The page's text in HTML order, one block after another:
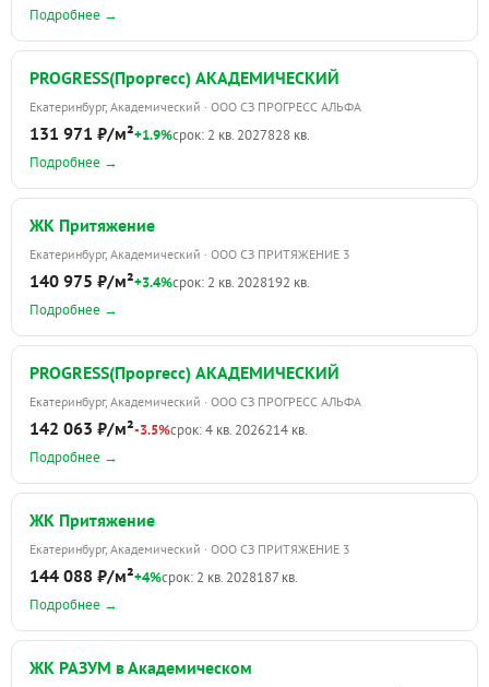
Подробнее →
PROGRESS(Проргесс) АКАДЕМИЧЕСКИЙ
Екатеринбург, Академический · ООО СЗ ПРОГРЕСС АЛЬФА
131 971 ₽/м²+1.9%срок: 2 кв. 2027828 кв.
Подробнее →
ЖК Притяжение
Екатеринбург, Академический · ООО СЗ ПРИТЯЖЕНИЕ 3
140 975 ₽/м²+3.4%срок: 2 кв. 2028192 кв.
Подробнее →
PROGRESS(Проргесс) АКАДЕМИЧЕСКИЙ
Екатеринбург, Академический · ООО СЗ ПРОГРЕСС АЛЬФА
142 063 ₽/м²-3.5%срок: 4 кв. 2026214 кв.
Подробнее →
ЖК Притяжение
Екатеринбург, Академический · ООО СЗ ПРИТЯЖЕНИЕ 3
144 088 ₽/м²+4%срок: 2 кв. 2028187 кв.
Подробнее →
ЖК РАЗУМ в Академическом